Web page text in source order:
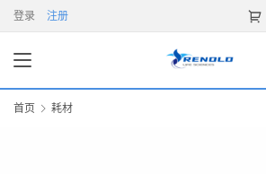
登录 注册
首页 耗材